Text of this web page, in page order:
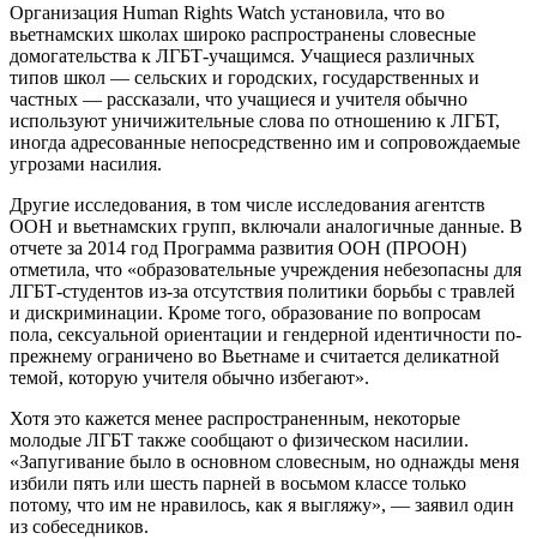
Организация Human Rights Watch установила, что во
вьетнамских школах широко распространены словесные
домогательства к ЛГБТ-учащимся. Учащиеся различных
типов школ — сельских и городских, государственных и
частных — рассказали, что учащиеся и учителя обычно
используют уничижительные слова по отношению к ЛГБТ,
иногда адресованные непосредственно им и сопровождаемые
угрозами насилия.
Другие исследования, в том числе исследования агентств
ООН и вьетнамских групп, включали аналогичные данные. В
отчете за 2014 год Программа развития ООН (ПРООН)
отметила, что «образовательные учреждения небезопасны для
ЛГБТ-студентов из-за отсутствия политики борьбы с травлей
и дискриминации. Кроме того, образование по вопросам
пола, сексуальной ориентации и гендерной идентичности по-
прежнему ограничено во Вьетнаме и считается деликатной
темой, которую учителя обычно избегают».
Хотя это кажется менее распространенным, некоторые
молодые ЛГБТ также сообщают о физическом насилии.
«Запугивание было в основном словесным, но однажды меня
избили пять или шесть парней в восьмом классе только
потому, что им не нравилось, как я выгляжу», — заявил один
из собеседников.